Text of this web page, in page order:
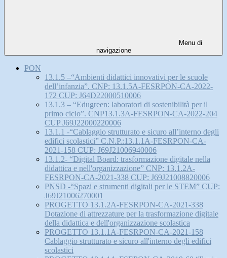
Menu di
navigazione
PON
13.1.5 –“Ambienti didattici innovativi per le scuole
dell’infanzia”. CNP: 13.1.5A-FESRPON-CA-2022-
172 CUP: J64D22000510006
13.1.3 – “Edugreen: laboratori di sostenibilità per il
primo ciclo”. CNP13.1.3A-FESRPON-CA-2022-204
CUP J69J22000220006
13.1.1 -“Cablaggio strutturato e sicuro all’interno degli
edifici scolastici” C.N.P.:13.1.1A-FESRPON-CA-
2021-158 CUP: J69J21006940006
13.1.2- “Digital Board: trasformazione digitale nella
didattica e nell'organizzazione” CNP: 13.1.2A-
FESRPON-CA-2021-338 CUP: J69J21008820006
PNSD -“Spazi e strumenti digitali per le STEM” CUP:
J69J21006270001
PROGETTO 13.1.2A-FESRPON-CA-2021-338
Dotazione di attrezzature per la trasformazione digitale
della didattica e dell'organizzazione scolastica
PROGETTO 13.1.1A-FESRPON-CA-2021-158
Cablaggio strutturato e sicuro all'interno degli edifici
scolastici